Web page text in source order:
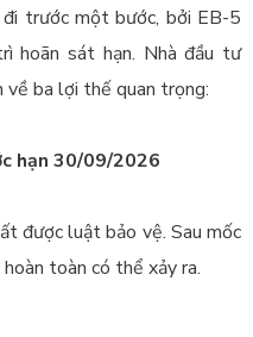
trước một bước, bởi EB-5
hoãn sát hạn. Nhà đầu tư
về ba lợi thế quan trọng:
hạn 30/09/2026
được luật bảo vệ. Sau mốc
toàn có thể xảy ra.